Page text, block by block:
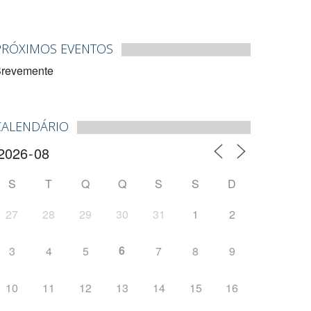
EVENTOS
S T Q Q S S
D
27
28 29 30 31 1 2
3 4 5 6 7 8 9
10 11 12 13 14 15 16